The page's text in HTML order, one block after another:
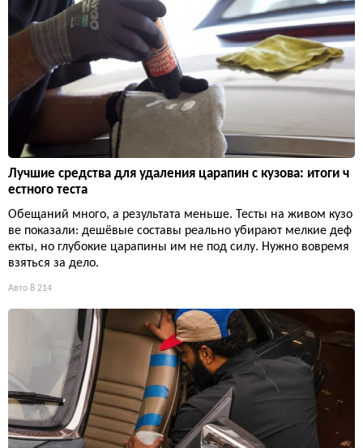
Лучшие средства для удаления царапин с кузова: итоги ч
естного теста
Обещаний много, а результата меньше. Тесты на живом кузо
ве показали: дешёвые составы реально убирают мелкие деф
екты, но глубокие царапины им не под силу. Нужно вовремя
взяться за дело.
Авто 8 214